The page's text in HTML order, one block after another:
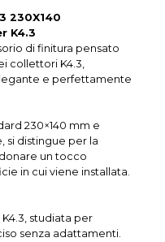
230X140
K4.3
di finitura pensato
collettori K4.3,
e perfettamente
230×140 mm e
si distingue per la
un tocco
in cui viene installata.
studiata per
senza adattamenti.